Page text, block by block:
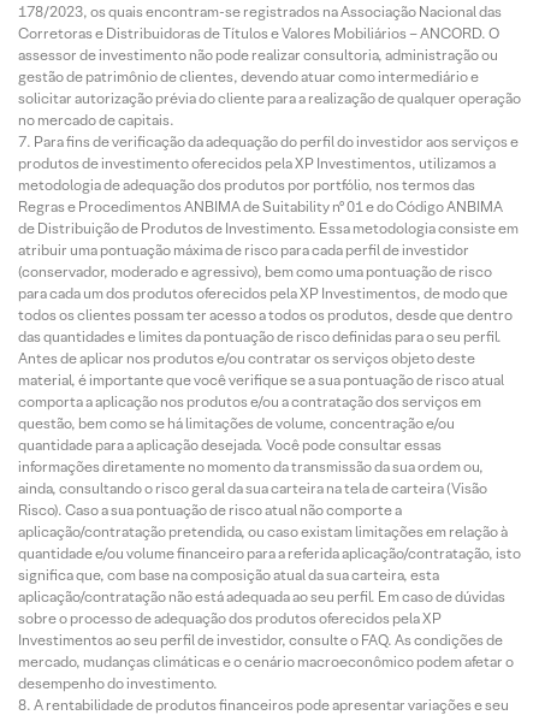
178/2023, os quais encontram-se registrados na Associação Nacional das
Corretoras e Distribuidoras de Títulos e Valores Mobiliários – ANCORD. O
assessor de investimento não pode realizar consultoria, administração ou
gestão de patrimônio de clientes, devendo atuar como intermediário e
solicitar autorização prévia do cliente para a realização de qualquer operação
no mercado de capitais.
Para fins de verificação da adequação do perfil do investidor aos serviços e
produtos de investimento oferecidos pela XP Investimentos, utilizamos a
metodologia de adequação dos produtos por portfólio, nos termos das
Regras e Procedimentos ANBIMA de Suitability nº 01 e do Código ANBIMA
de Distribuição de Produtos de Investimento. Essa metodologia consiste em
atribuir uma pontuação máxima de risco para cada perfil de investidor
(conservador, moderado e agressivo), bem como uma pontuação de risco
para cada um dos produtos oferecidos pela XP Investimentos, de modo que
todos os clientes possam ter acesso a todos os produtos, desde que dentro
das quantidades e limites da pontuação de risco definidas para o seu perfil.
Antes de aplicar nos produtos e/ou contratar os serviços objeto deste
material, é importante que você verifique se a sua pontuação de risco atual
comporta a aplicação nos produtos e/ou a contratação dos serviços em
questão, bem como se há limitações de volume, concentração e/ou
quantidade para a aplicação desejada. Você pode consultar essas
informações diretamente no momento da transmissão da sua ordem ou,
ainda, consultando o risco geral da sua carteira na tela de carteira (Visão
Risco). Caso a sua pontuação de risco atual não comporte a
aplicação/contratação pretendida, ou caso existam limitações em relação à
quantidade e/ou volume financeiro para a referida aplicação/contratação, isto
significa que, com base na composição atual da sua carteira, esta
aplicação/contratação não está adequada ao seu perfil. Em caso de dúvidas
sobre o processo de adequação dos produtos oferecidos pela XP
Investimentos ao seu perfil de investidor, consulte o FAQ. As condições de
mercado, mudanças climáticas e o cenário macroeconômico podem afetar o
desempenho do investimento.
A rentabilidade de produtos financeiros pode apresentar variações e seu